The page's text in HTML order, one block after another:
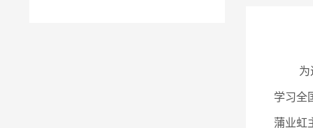
为
学习全
蒲业虹